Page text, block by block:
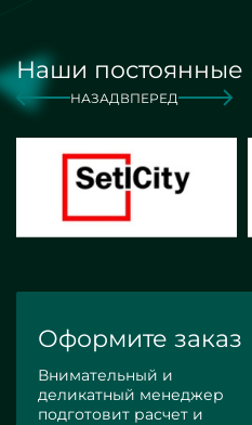
Наши постоянные
НАЗАД ВПЕРЕД
Оформите заказ
Внимательный и
деликатный менеджер
подготовит расчет и